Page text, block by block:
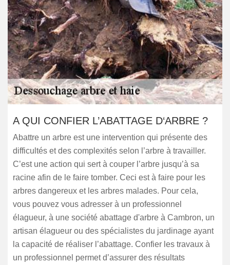
A QUI CONFIER L’ABATTAGE D‘ARBRE ?
Abattre un arbre est une intervention qui présente des
difficultés et des complexités selon l’arbre à travailler.
C’est une action qui sert à couper l’arbre jusqu’à sa
racine afin de le faire tomber. Ceci est à faire pour les
arbres dangereux et les arbres malades. Pour cela,
vous pouvez vous adresser à un professionnel
élagueur, à une société abattage d'arbre à Cambron, un
artisan élagueur ou des spécialistes du jardinage ayant
la capacité de réaliser l’abattage. Confier les travaux à
un professionnel permet d’assurer des résultats